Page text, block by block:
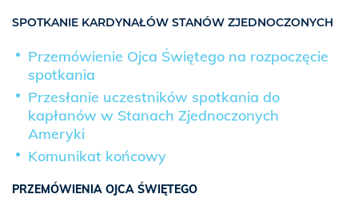
SPOTKANIE KARDYNAŁÓW STANÓW ZJEDNOCZONYCH
Przemówienie Ojca Świętego na rozpoczęcie
spotkania
Przesłanie uczestników spotkania do
kapłanów w Stanach Zjednoczonych
Ameryki
Komunikat końcowy
PRZEMÓWIENIA OJCA ŚWIĘTEGO